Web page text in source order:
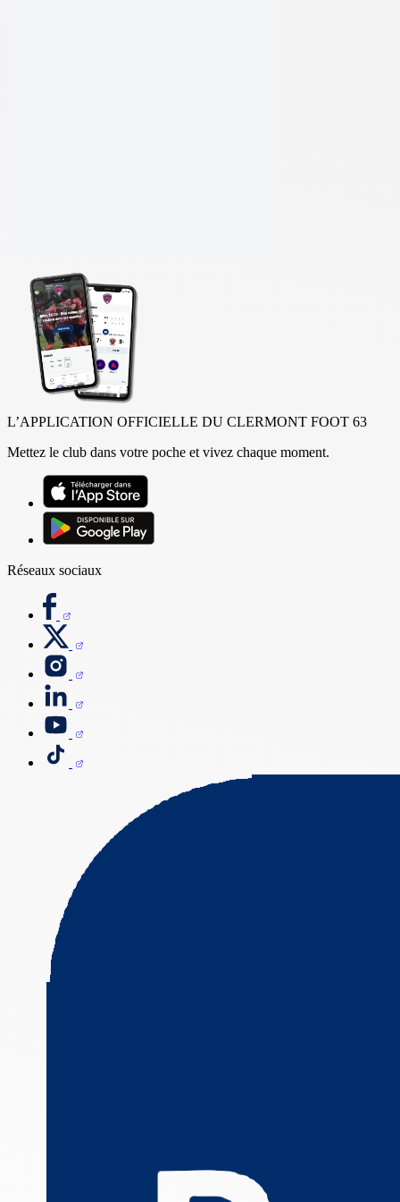
L’APPLICATION OFFICIELLE DU CLERMONT FOOT 63
Mettez le club dans votre poche et vivez chaque moment.
Réseaux sociaux